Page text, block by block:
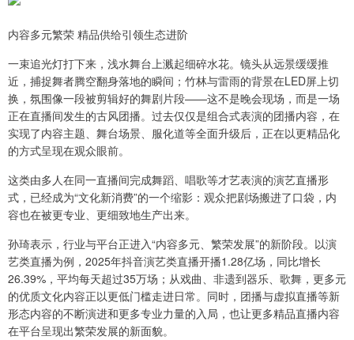
内容多元繁荣 精品供给引领生态进阶
一束追光灯打下来，浅水舞台上溅起细碎水花。镜头从远景缓缓推
近，捕捉舞者腾空翻身落地的瞬间；竹林与雷雨的背景在LED屏上切
换，氛围像一段被剪辑好的舞剧片段——这不是晚会现场，而是一场
正在直播间发生的古风团播。过去仅仅是组合式表演的团播内容，在
实现了内容主题、舞台场景、服化道等全面升级后，正在以更精品化
的方式呈现在观众眼前。
这类由多人在同一直播间完成舞蹈、唱歌等才艺表演的演艺直播形
式，已经成为“文化新消费”的一个缩影：观众把剧场搬进了口袋，内
容也在被更专业、更细致地生产出来。
孙琦表示，行业与平台正进入“内容多元、繁荣发展”的新阶段。以演
艺类直播为例，2025年抖音演艺类直播开播1.28亿场，同比增长
26.39%，平均每天超过35万场；从戏曲、非遗到器乐、歌舞，更多元
的优质文化内容正以更低门槛走进日常。同时，团播与虚拟直播等新
形态内容的不断演进和更多专业力量的入局，也让更多精品直播内容
在平台呈现出繁荣发展的新面貌。